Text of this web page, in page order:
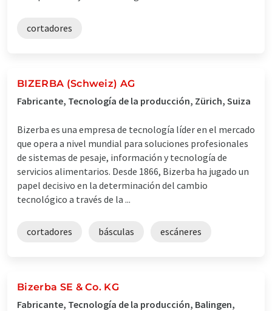
cortadores
BIZERBA (Schweiz) AG
Fabricante, Tecnología de la producción, Zürich, Suiza
Bizerba es una empresa de tecnología líder en el mercado
que opera a nivel mundial para soluciones profesionales
de sistemas de pesaje, información y tecnología de
servicios alimentarios. Desde 1866, Bizerba ha jugado un
papel decisivo en la determinación del cambio
tecnológico a través de la ...
cortadores básculas escáneres
Bizerba SE & Co. KG
Fabricante, Tecnología de la producción, Balingen,